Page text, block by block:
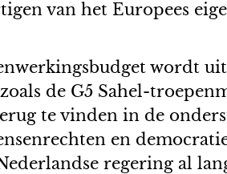
van het Europees
wordt
de G5 Sahel-
te vinden in de
en
regering al